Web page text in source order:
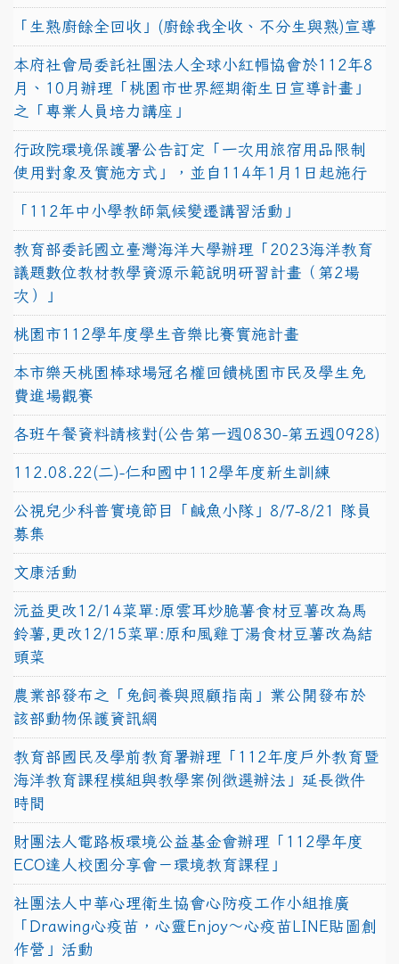
「生熟廚餘全回收」(廚餘我全收、不分生與熟)宣導
本府社會局委託社團法人全球小紅帽協會於112年8
月、10月辦理「桃園市世界經期衛生日宣導計畫」
之「專業人員培力講座」
行政院環境保護署公告訂定「一次用旅宿用品限制
使用對象及實施方式」，並自114年1月1日起施行
「112年中小學教師氣候變遷講習活動」
教育部委託國立臺灣海洋大學辦理「2023海洋教育
議題數位教材教學資源示範說明研習計畫（第2場
次）」
桃園市112學年度學生音樂比賽實施計畫
本市樂天桃園棒球場冠名權回饋桃園市民及學生免
費進場觀賽
各班午餐資料請核對(公告第一週0830-第五週0928)
112.08.22(二)-仁和國中112學年度新生訓練
公視兒少科普實境節目「鹹魚小隊」8/7-8/21 隊員
募集
文康活動
沅益更改12/14菜單:原雲耳炒脆薯食材豆薯改為馬
鈴薯,更改12/15菜單:原和風雞丁湯食材豆薯改為結
頭菜
農業部發布之「兔飼養與照顧指南」業公開發布於
該部動物保護資訊網
教育部國民及學前教育署辦理「112年度戶外教育暨
海洋教育課程模組與教學案例徵選辦法」延長徵件
時間
財團法人電路板環境公益基金會辦理「112學年度
ECO達人校園分享會－環境教育課程」
社團法人中華心理衛生協會心防疫工作小組推廣
「Drawing心疫苗，心靈Enjoy〜心疫苗LINE貼圖創
作營」活動